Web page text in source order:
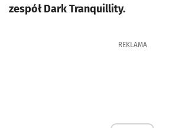
zespół Dark Tranquillity.
REKLAMA